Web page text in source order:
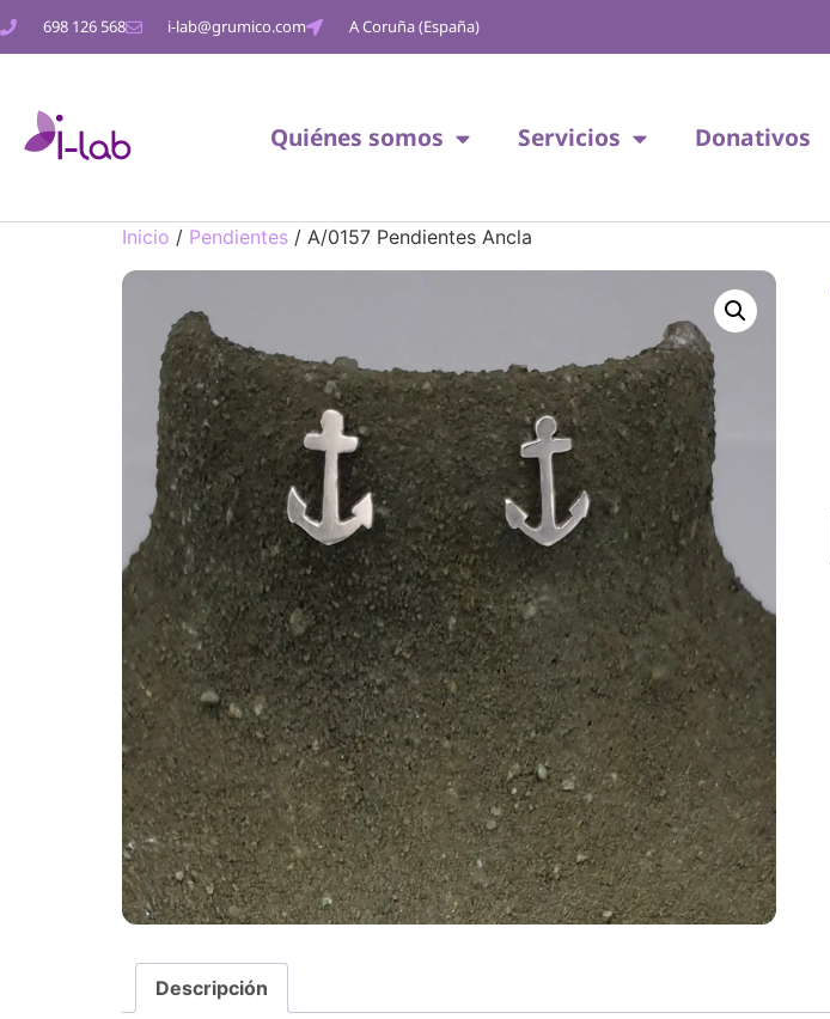
698 126 568 i-lab@grumico.com A Coruña (España)
Quiénes somos Servicios Donativos
Inicio / Pendientes / A/0157 Pendientes Ancla
Descripción